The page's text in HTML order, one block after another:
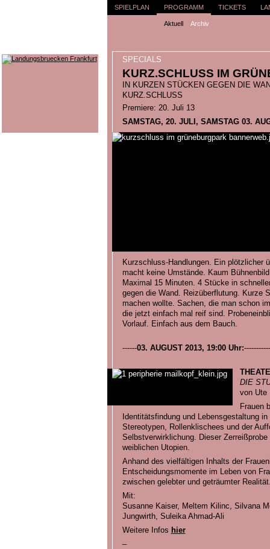
SPIELPLAN PROGRAMM
Aktuell Archiv
TICKETS
SPECIALS
KURZ.SCHLUSS IM
IN KURZEN STÜCKEN GEGEN DIE
KURZ.SCHLUSS
Premiere: 20. Juli 13
SAMSTAG, 20. JULI, SAMSTAG 03.
Kurzschluss-Handlungen. Ein plötzlicher
macht keine Umstände. Kaum
Maximal 15 Minuten. 4 Stücke in
gegen die Wand. Reizüberflutung. Kurze
machen wollte. Sachen, die man schon
die jetzt einfach mal reif sind.
Vorlauf. Einfach aus dem Bauch.
------03. AUGUST 2013, 19:00 Uhr:
DIE
von Ute
Frauen
Identitätsfindung und Lebensgestaltung
Stereotypen, Rollenklischees und der
Selbstverwirklichung. Dieser
weiblichen Utopien.
Anhand des vielfältigen Inhalts der
Entscheidungsmomente im Leben von
zwischen gelebter und geträumter
Mit:
Susanne Kaiser, Meltem Kilinc, Silvana
Jungwirth, Suleika Ahmad-Ali
Weitere Infos hier